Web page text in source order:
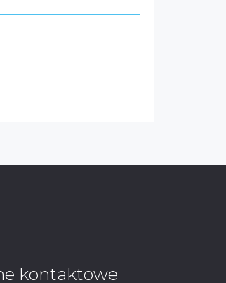
kontaktowe